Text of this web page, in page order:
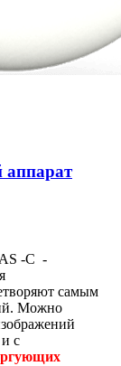
аппарат
-C -
самым
Можно
с